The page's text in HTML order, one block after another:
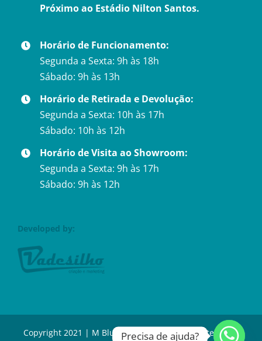
Próximo ao Estádio Nilton Santos.
Horário de Funcionamento:
Segunda a Sexta: 9h às 18h
Sábado: 9h às 13h
Horário de Retirada e Devolução:
Segunda a Sexta: 10h às 17h
Sábado: 10h às 12h
Horário de Visita ao Showroom:
Segunda a Sexta: 9h às 17h
Sábado: 9h às 12h
Developed by:
Copyright 2021 | M Blue Festas – Locação de Utensílios
Precisa de ajuda?